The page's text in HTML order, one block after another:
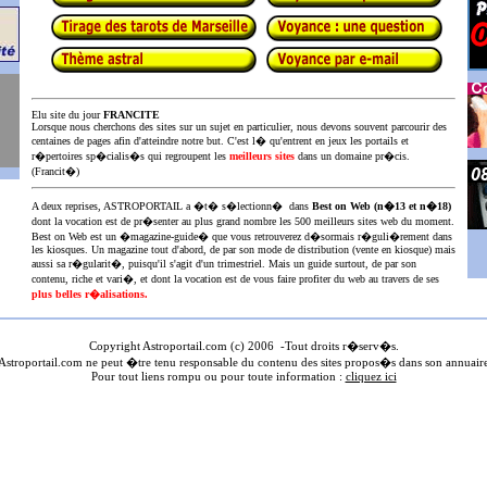
Elu site du jourFRANCITE
Lorsque nous cherchons des sites sur un sujet en particulier, nous devons souvent parcourir des
centaines de pages afin d'atteindre notre but. C'est l� qu'entrent en jeux les portails et
r�pertoires sp�cialis�s qui regroupent les meilleurs sites dans un domaine pr�cis.
(Francit�)
A deux reprises, ASTROPORTAIL a �t� s�lectionn� dans Best on Web (n�13 et n�18)
dont la vocation est de pr�senter au plus grand nombre les 500 meilleurs sites web du moment.
Best on Web est un �magazine-guide� que vous retrouverez d�sormais r�guli�rement dans
les kiosques. Un magazine tout d'abord, de par son mode de distribution (vente en kiosque) mais
aussi sa r�gularit�, puisqu'il s'agit d'un trimestriel. Mais un guide surtout, de par son
contenu, riche et vari�, et dont la vocation est de vous faire profiter du web au travers de ses
plus belles r�alisations.
Copyright Astroportail.com (c) 2006 -Tout droits r�serv�s.
ne peut �tre tenu responsable du contenu des sites propos�s dans son
Pour tout liens rompu ou pour toute information : cliquez ici